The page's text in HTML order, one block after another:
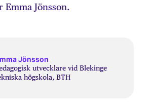
Emma Jönsson.
Jönsson
utvecklare vid Blekinge
högskola, BTH